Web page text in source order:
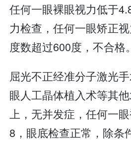
任何一眼裸眼视力低于
力检查，任何一眼矫正
度数超过600度，不合格。
屈光不正经准分子激光
眼人工晶体植入术等其
上，无并发症，任何一
8，眼底检查正常，除条